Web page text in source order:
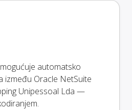
automatsko
između Oracle NetSuite
Unipessoal Lda —